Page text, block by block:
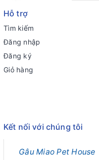
Hỗ trợ
Tìm kiếm
Đăng nhập
Đăng ký
Giỏ hàng
Kết nối với chúng tôi
Gâu Miao Pet House